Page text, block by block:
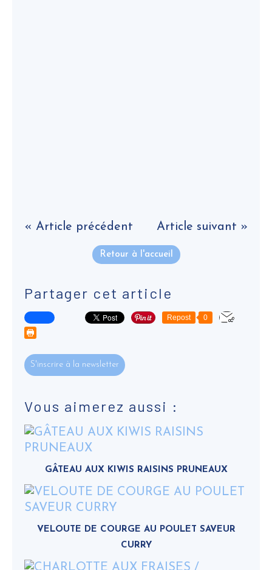
« Article précédent Article suivant »
Retour à l'accueil
Partager cet article
Repost 0
S'inscrire à la newsletter
Vous aimerez aussi :
GÂTEAU AUX KIWIS RAISINS PRUNEAUX
VELOUTE DE COURGE AU POULET SAVEUR
CURRY